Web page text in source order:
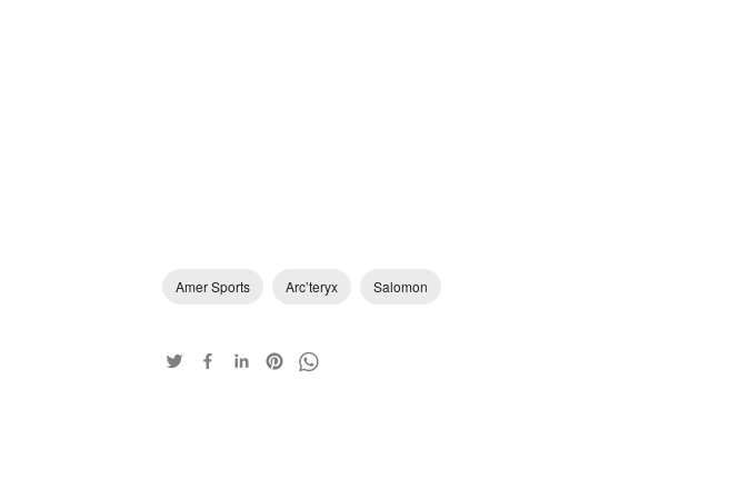
Amer Sports Arc’teryx Salomon